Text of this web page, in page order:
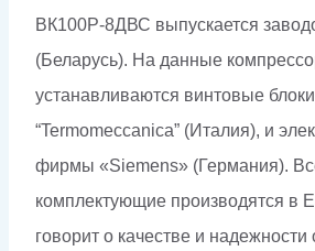
ВК100Р-8ДВС выпускается
(Беларусь). На данные
устанавливаются винтовые блоки
“Termomeccanica” (Италия), и
фирмы «Siemens» (Германия).
комплектующие производятся в
говорит о качестве и